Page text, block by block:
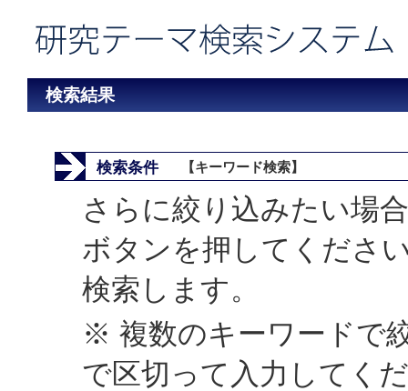
検索結果
検索条件 【キーワード検索】
さらに絞り込みたい場
ボタンを押してくださ
検索します。
※ 複数のキーワードで
で区切って入力してく